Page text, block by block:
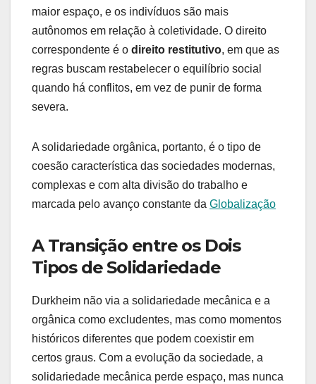
maior espaço, e os indivíduos são mais
autônomos em relação à coletividade. O direito
correspondente é o direito restitutivo, em que as
regras buscam restabelecer o equilíbrio social
quando há conflitos, em vez de punir de forma
severa.
A solidariedade orgânica, portanto, é o tipo de
coesão característica das sociedades modernas,
complexas e com alta divisão do trabalho e
marcada pelo avanço constante da Globalização
A Transição entre os Dois
Tipos de Solidariedade
Durkheim não via a solidariedade mecânica e a
orgânica como excludentes, mas como momentos
históricos diferentes que podem coexistir em
certos graus. Com a evolução da sociedade, a
solidariedade mecânica perde espaço, mas nunca